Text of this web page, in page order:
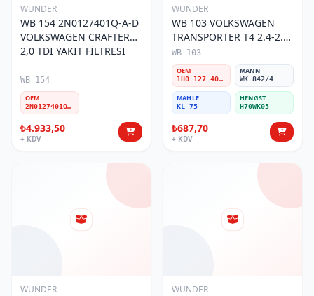
WUNDER
WB 154 2N0127401Q-A-D
VOLKSWAGEN CRAFTER
2,0 TDI YAKIT FİLTRESİ
WB 154
OEM
2N0127401Q-A-D
₺4.933,50
+ KDV
WUNDER
WB 103 VOLKSWAGEN
TRANSPORTER T4 2.4-2.5
MOTOR- CADDY E.M 1H0
127 401 C Yakıt/Mazot
Filtresi
WB 103
OEM
1H0 127 401 C
MANN
WK 842/4
MAHLE
KL 75
HENGST
H70WK05
₺687,70
+ KDV
WUNDER WUNDER